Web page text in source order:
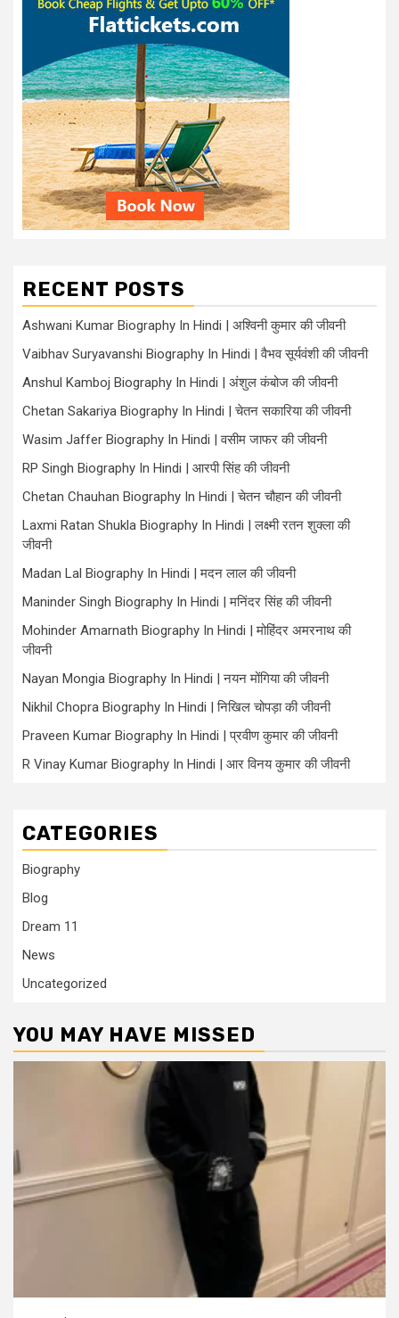
RECENT POSTS
Ashwani Kumar Biography In Hindi | अश्विनी कुमार की जीवनी
Vaibhav Suryavanshi Biography In Hindi | वैभव सूर्यवंशी की जीवनी
Anshul Kamboj Biography In Hindi | अंशुल कंबोज की जीवनी
Chetan Sakariya Biography In Hindi | चेतन सकारिया की जीवनी
Wasim Jaffer Biography In Hindi | वसीम जाफर की जीवनी
RP Singh Biography In Hindi | आरपी सिंह की जीवनी
Chetan Chauhan Biography In Hindi | चेतन चौहान की जीवनी
Laxmi Ratan Shukla Biography In Hindi | लक्ष्मी रतन शुक्ला की
जीवनी
Madan Lal Biography In Hindi | मदन लाल की जीवनी
Maninder Singh Biography In Hindi | मनिंदर सिंह की जीवनी
Mohinder Amarnath Biography In Hindi | मोहिंदर अमरनाथ की
जीवनी
Nayan Mongia Biography In Hindi | नयन मोंगिया की जीवनी
Nikhil Chopra Biography In Hindi | निखिल चोपड़ा की जीवनी
Praveen Kumar Biography In Hindi | प्रवीण कुमार की जीवनी
R Vinay Kumar Biography In Hindi | आर विनय कुमार की जीवनी
CATEGORIES
Biography
Blog
Dream 11
News
Uncategorized
YOU MAY HAVE MISSED